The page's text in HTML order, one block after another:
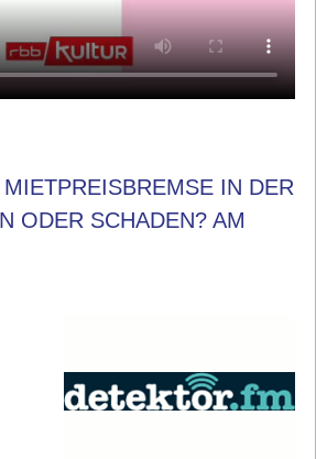
IN DER
ODER SCHADEN? AM